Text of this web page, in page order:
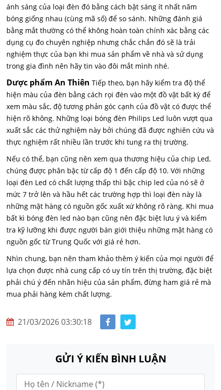
ánh sáng của loại đèn đó bằng cách bật sáng ít nhất năm
bóng giống nhau (cùng mã số) để so sánh. Những đánh giá
bằng mắt thường có thể không hoàn toàn chính xác bằng các
dụng cụ đo chuyên nghiệp nhưng chắc chắn đó sẽ là trải
nghiệm thực của bạn khi mua sản phẩm về nhà và sử dụng
trong gia đình nên hãy tin vào đôi mắt mình nhé.
Dược phẩm An Thiên Tiếp theo, bạn hãy kiểm tra độ thể
hiện màu của đèn bằng cách rọi đèn vào một đồ vật bất kỳ để
xem màu sắc, độ tương phản góc cạnh của đồ vật có được thể
hiện rõ không. Những loại bóng đèn Philips Led luôn vượt qua
xuất sắc các thử nghiệm này bởi chúng đã được nghiên cứu và
thực nghiệm rất nhiều lần trước khi tung ra thị trường.
Nếu có thể, bạn cũng nên xem qua thương hiệu của chip Led,
chúng được phân bậc từ cấp độ 1 đến cấp độ 10. Với những
loại đèn Led có chất lượng thấp thì bậc chip led của nó sẽ ở
mức 7 trở lên và hầu hết các trường hợp thì loại đèn này là
những mặt hàng có nguồn gốc xuất xứ không rõ ràng. Khi mua
bất kì bóng đèn led nào bạn cũng nên đặc biệt lưu ý và kiểm
tra kỹ lưỡng khi được người bán giới thiệu những mặt hàng có
nguồn gốc từ Trung Quốc với giá rẻ hơn.
Nhìn chung, bạn nên tham khảo thêm ý kiến của mọi người để
lựa chọn được nhà cung cấp có uy tín trên thị trường, đặc biệt
phải chú ý đến nhãn hiệu của sản phẩm, đừng ham giá rẻ mà
mua phải hàng kém chất lượng.
21/03/2026 03:30:18
GỬI Ý KIẾN BÌNH LUẬN